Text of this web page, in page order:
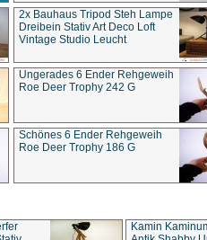
2x Bauhaus Tripod Steh Lampe
Dreibein Stativ Art Deco Loft
Vintage Studio Leucht
Ungerades 6 Ender Rehgeweih
Roe Deer Trophy 242 G
Schönes 6 Ender Rehgeweih
Roe Deer Trophy 186 G
Kamin